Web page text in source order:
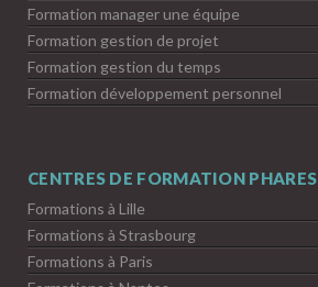
Formation manager une équipe
Formation gestion de projet
Formation gestion du temps
Formation développement personnel
CENTRES DE FORMATION PHARES
Formations à Lille
Formations à Strasbourg
Formations à Paris